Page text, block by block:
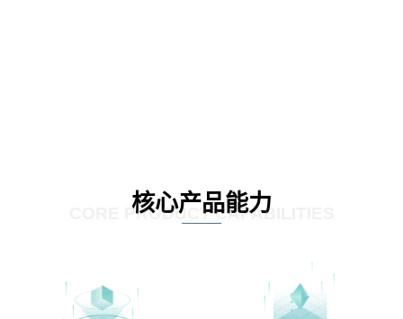
核心产品能力
CORE PRODUCT CAPABILITIES